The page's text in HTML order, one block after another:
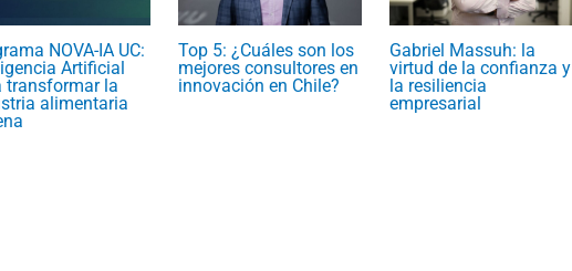
NOVA-IA UC:
Artificial
transformar la
alimentaria
Top 5: ¿Cuáles son los
mejores consultores en
innovación en Chile?
Gabriel Massuh: la
virtud de la confianza y
la resiliencia
empresarial